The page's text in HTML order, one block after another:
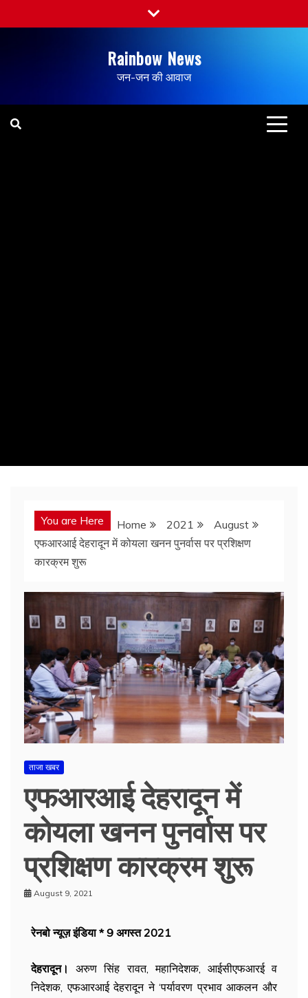
Rainbow News
जन-जन की आवाज
You are Here Home 2021
August
एफआरआई देहरादून में कोयला खनन पुनर्वास पर प्रशिक्षण
कारक्रम शुरू
ताजा खबर
एफआरआई देहरादून में
कोयला खनन पुनर्वास पर
प्रशिक्षण कारक्रम शुरू
August 9, 2021
रेनबो न्यूज़ इंडिया * 9 अगस्त 2021
देहरादून।
अरुण सिंह रावत, महानिदेशक, आईसीएफआरई व
निदेशक, एफआरआई देहरादून ने ‘पर्यावरण प्रभाव आकलन और